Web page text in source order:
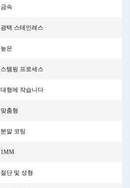
금속
광택 스테인레스
높은
스템핑 프로세스
대형에 작습니다
맞춤형
분말 코팅
1MM
절단 및 성형